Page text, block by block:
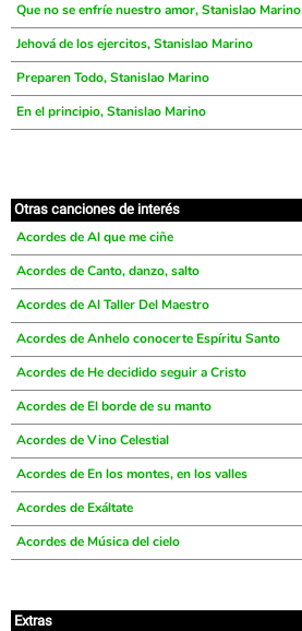
Que no se enfríe nuestro amor, Stanislao Marino
Jehová de los ejercitos, Stanislao Marino
Preparen Todo, Stanislao Marino
En el principio, Stanislao Marino
Otras canciones de interés
Acordes de Al que me ciñe
Acordes de Canto, danzo, salto
Acordes de Al Taller Del Maestro
Acordes de Anhelo conocerte Espíritu Santo
Acordes de He decidido seguir a Cristo
Acordes de El borde de su manto
Acordes de Vino Celestial
Acordes de En los montes, en los valles
Acordes de Exáltate
Acordes de Música del cielo
Extras